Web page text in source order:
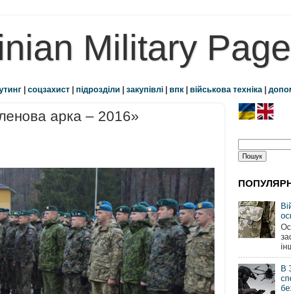
Military
| соцзахист | підрозділи | закупівлі | впк | військова техніка |
арка – 2016»
В